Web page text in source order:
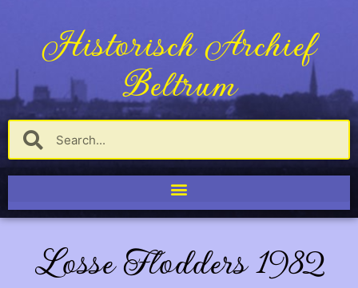
Historisch Archief
Beltrum
Losse Flodders 1982